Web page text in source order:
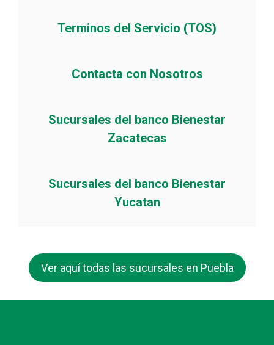
Terminos del Servicio (TOS)
Contacta con Nosotros
Sucursales del banco Bienestar
Zacatecas
Sucursales del banco Bienestar
Yucatan
Ver aquí todas las sucursales en Puebla